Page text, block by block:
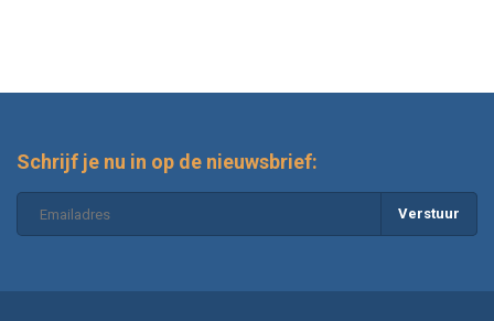
Schrijf je nu in op de nieuwsbrief:
Verstuur